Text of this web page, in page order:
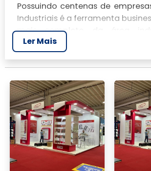
Possuindo centenas de
Industriais é a ferramenta
mais completo da área
realizar um orçamento de
de tendas, clique em um
anuciantes a seguir:
Ler Mais